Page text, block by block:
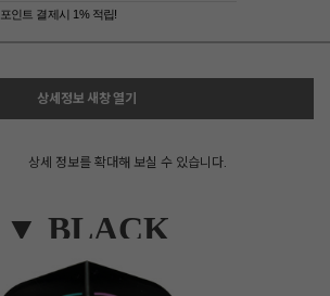
포인트 결제시 1% 적립!
상세정보 새창 열기
상세 정보를 확대해 보실 수 있습니다.
▼ BLACK